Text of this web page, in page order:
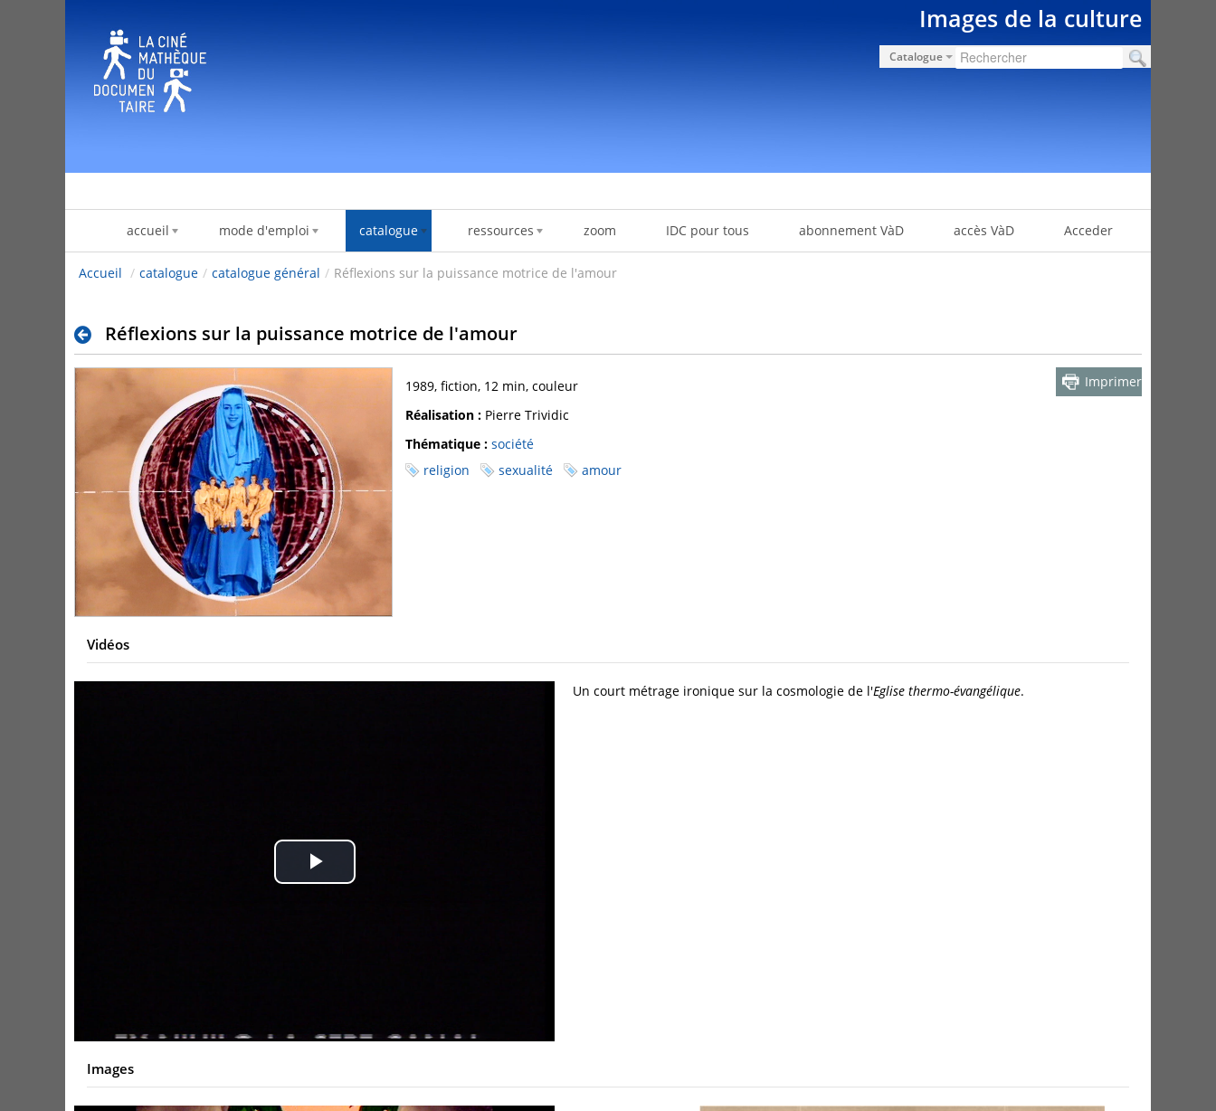
Images de la culture
Catalogue
accueil mode d'emploi catalogue ressources zoom IDC pour tous abonnement VàD accès VàD Acceder
Accueil / catalogue / catalogue général / Réflexions sur la puissance motrice de l'amour
Réflexions sur la puissance motrice de l'amour
Imprimer
1989, fiction, 12 min, couleur
Réalisation : Pierre Trividic
Thématique : société
religion
sexualité amour
Vidéos
Play
Un court métrage ironique sur la cosmologie de l'Eglise thermo-évangélique.
Images